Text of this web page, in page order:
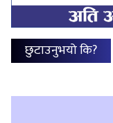
छुटाउनुभयो कि?